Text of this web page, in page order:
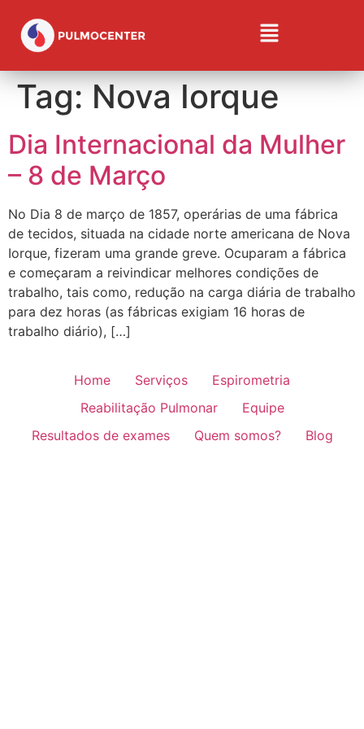
Tag:Nova Iorque
Dia Internacional da Mulher
– 8 de Março
No Dia 8 de março de 1857, operárias de uma fábrica
de tecidos, situada na cidade norte americana de Nova
Iorque, fizeram uma grande greve. Ocuparam a fábrica
e começaram a reivindicar melhores condições de
trabalho, tais como, redução na carga diária de trabalho
para dez horas (as fábricas exigiam 16 horas de
trabalho diário), […]
Home Serviços
Espirometria
Reabilitação Pulmonar
Equipe
Resultados de exames
Quem somos? Blog